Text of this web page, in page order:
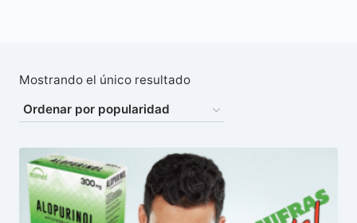
Mostrando el único resultado